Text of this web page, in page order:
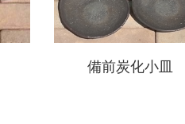
備前炭化小皿